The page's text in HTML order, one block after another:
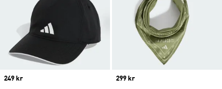
Price
249 kr
Price
299 kr